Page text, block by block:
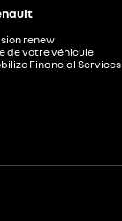
renew
de votre véhicule
Financial Services